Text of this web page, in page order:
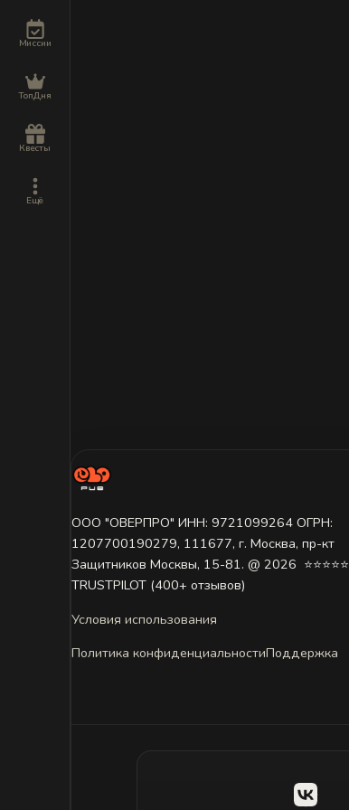
Миссии
ТопДня
Квесты
Ещё
ООО "ОВЕРПРО" ИНН: 9721099264 ОГРН:
1207700190279, 111677, г. Москва, пр-кт
Защитников Москвы, 15-81. @ 2026 ㅤ ⭐⭐⭐⭐⭐
TRUSTPILOT (400+ отзывов)
Условия использования
Политика конфиденциальностиПоддержка